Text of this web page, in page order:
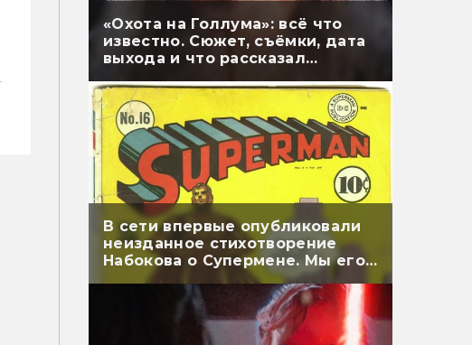
«Охота на Голлума»: всё что
известно. Сюжет, съёмки, дата
выхода и что рассказал
В сети впервые опубликовали
неизданное стихотворение
Набокова о Супермене. Мы его
перевели